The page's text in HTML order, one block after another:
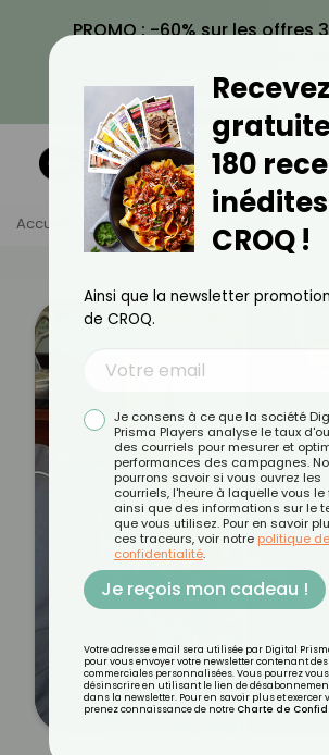
PROMO : -60% sur les offres
VOIR LA PROMO
Accueil Témoignages
Recevez
180
CROQ !
Ainsi que la newsletter
de CROQ.
Je consens à ce que la société
Prisma Players analyse le taux
des courriels pour mesurer et
performances des campagnes.
pourrons savoir si vous ouvrez les
courriels, l'heure à laquelle vous
ainsi que des informations sur le
que vous utilisez. Pour en savoir
ces traceurs, voir notre politique de
confidentialité.
Je reçois mon cadeau !
Votre adresse email sera utilisée par Digital
pour vous envoyer votre newsletter contenant des
commerciales personnalisées. Vous pourrez vous
désinscrire en utilisant le lien de
dans la newsletter. Pour en savoir plus et exercer
prenez connaissance de notre Charte de